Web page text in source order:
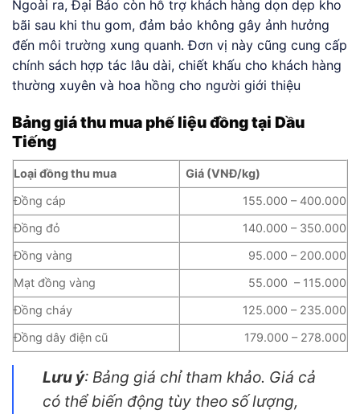
Ngoài ra, Đại Bảo còn hỗ trợ khách hàng dọn dẹp kho
bãi sau khi thu gom, đảm bảo không gây ảnh hưởng
đến môi trường xung quanh. Đơn vị này cũng cung cấp
chính sách hợp tác lâu dài, chiết khấu cho khách hàng
thường xuyên và hoa hồng cho người giới thiệu
Bảng giá thu mua phế liệu đồng tại Dầu
Tiếng
Loại đồng thu mua
Giá (VNĐ/kg)
Đồng cáp
155.000 – 400.000
Đồng đỏ
140.000 – 350.000
Đồng vàng
95.000 – 200.000
Mạt đồng vàng
55.000 – 115.000
Đồng cháy
125.000 – 235.000
Đồng dây điện cũ
179.000 – 278.000
Lưu ý: Bảng giá chỉ tham khảo. Giá cả
có thể biến động tùy theo số lượng,